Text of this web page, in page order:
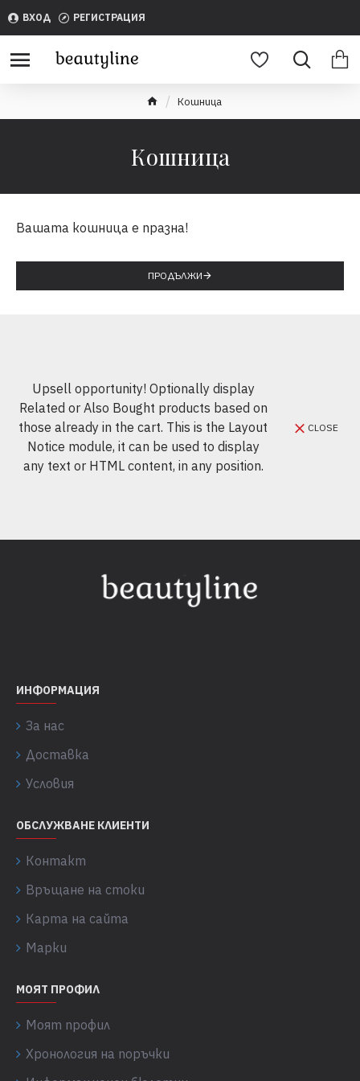
ВХОД РЕГИСТРАЦИЯ
Кошница
Кошница
Вашата кошница е празна!
ПРОДЪЛЖИ
Upsell opportunity! Optionally display
Related or Also Bought products based on
those already in the cart. This is the Layout
Notice module, it can be used to display
any text or HTML content, in any position.
CLOSE
ИНФОРМАЦИЯ
За нас
Доставка
Условия
ОБСЛУЖВАНЕ КЛИЕНТИ
Контакт
Връщане на стоки
Карта на сайта
Марки
МОЯТ ПРОФИЛ
Моят профил
Хронология на поръчки